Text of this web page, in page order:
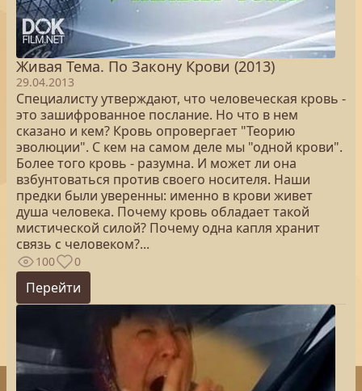
Живая Тема. По Закону Крови (2013)
29.04.2013
Специалисту утверждают, что человеческая кровь -
это зашифрованное послание. Но что в нем
сказано и кем? Кровь опровергает "Теорию
эволюции". С кем на самом деле мы "одной крови".
Более того кровь - разумна. И может ли она
взбунтоваться против своего носителя. Наши
предки были уверенны: именно в крови живет
душа человека. Почему кровь обладает такой
мистической силой? Почему одна капля хранит
связь с человеком?...
100 0
Перейти